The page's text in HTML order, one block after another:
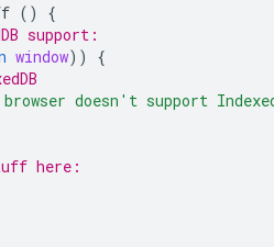
()
{
support:
window))
{
doesn't support
here: